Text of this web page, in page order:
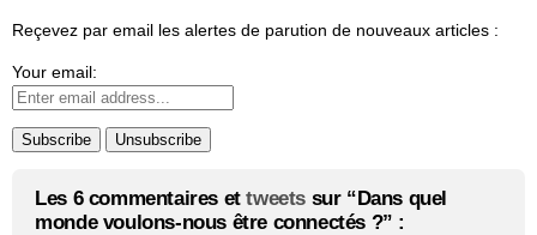
Reçevez par email les alertes de parution de nouveaux articles :
Your email:
Les 6 commentaires ettweets sur “Dans quel
monde voulons-nous être connectés ?” :